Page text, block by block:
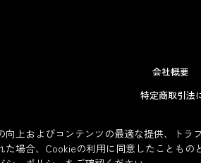
会社概要
特定商取引法
向上およびコンテンツの最適な提供、トラ
場合、Cookieの利用に同意したこともの